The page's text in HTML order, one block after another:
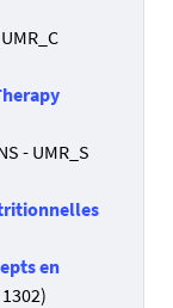
- UMR_S
en